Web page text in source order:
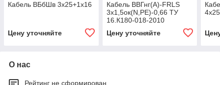
Кабель ВБбШв 3х25+1х16
Цену уточняйте
Кабель ВВГнг(А)-FRLS
3х1,5ок(N,PE)-0,66 ТУ
16.К180-018-2010
Цену уточняйте
О нас
Рейтинг не сформирован